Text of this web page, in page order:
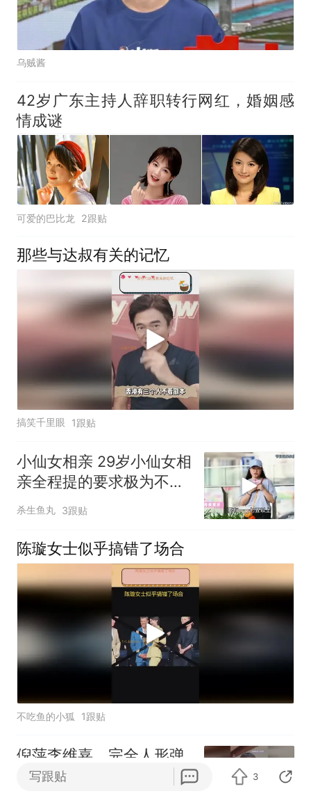
乌贼酱
42岁广东主持人辞职转行网红，婚姻感
情成谜
可爱的巴比龙 2跟贴
那些与达叔有关的记忆
搞笑千里眼 1跟贴
小仙女相亲 29岁小仙女相
亲全程提的要求极为不合
理
杀生鱼丸 3跟贴
陈璇女士似乎搞错了场合
不吃鱼的小狐 1跟贴
倪萍李维嘉，完全人形弹
幕来的，每次点评都完全
写跟贴 3